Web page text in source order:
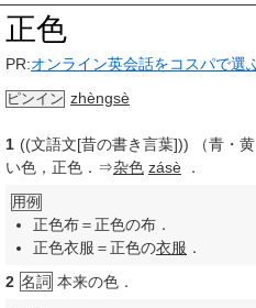
正色
PR:オンライン英会話をコスパで選
ピンイン zhèngsè
1 ((文語文[昔の書き言葉])) （青・黄
い色，正色．⇒杂色 zásè ．
用例
正色布＝正色の布．
正色衣服＝正色の衣服 ．
2 名詞 本来の色．